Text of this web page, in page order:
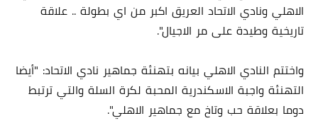
الاهلي ونادي الاتحاد العريق اكبر من اي بطولة .. علاقة
تاريخية وطيدة على مر الاجيال".
واختتم النادي الاهلي بيانه بتهنئة جماهير نادي الاتحاد: "أيضا
التهنئة واجبة الاسكندرية المحبة لكرة السلة والتي ترتبط
دوما بعلاقة حب وتاخ مع جماهير الاهلي".